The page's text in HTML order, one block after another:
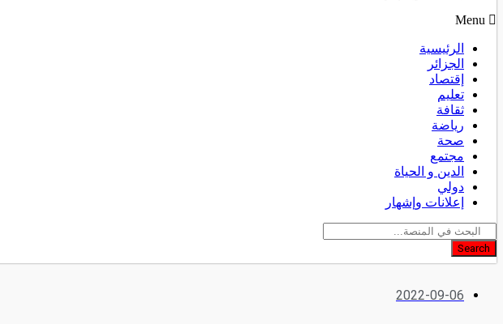
Menu
الرئيسية
الجزائر
إقتصاد
تعليم
ثقافة
رياضة
صحة
مجتمع
الدين و الحياة
دولي
إعلانات وإشهار
Search
2022-09-06